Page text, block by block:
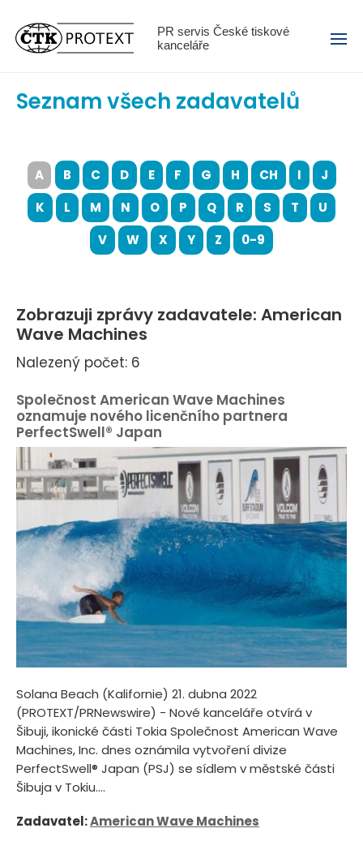
PR servis České tiskové
kanceláře
Menu
Seznam všech zadavatelů
A B C D E F G H CH I
J
K
L M N O P Q R S T
U
V
W X Y Z 0-9
Zobrazuji zprávy zadavatele: American
Wave Machines
Nalezený počet: 6
Společnost American Wave Machines
oznamuje nového licenčního partnera
PerfectSwell® Japan
Solana Beach (Kalifornie) 21. dubna 2022
(PROTEXT/PRNewswire) - Nové kanceláře otvírá v
Šibuji, ikonické části Tokia Společnost American Wave
Machines, Inc. dnes oznámila vytvoření divize
PerfectSwell® Japan (PSJ) se sídlem v městské části
Šibuja v Tokiu....
Zadavatel:American Wave Machines